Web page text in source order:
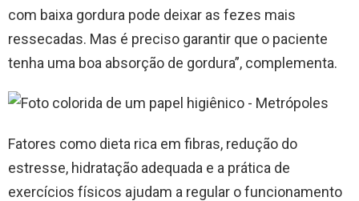
com baixa gordura pode deixar as fezes mais
ressecadas. Mas é preciso garantir que o paciente
tenha uma boa absorção de gordura”, complementa.
Fatores como dieta rica em fibras, redução do
estresse, hidratação adequada e a prática de
exercícios físicos ajudam a regular o funcionamento